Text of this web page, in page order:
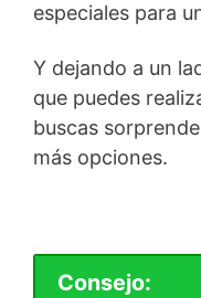
especiales para
Y dejando a un
que puedes
buscas
más opciones.
Consejo: